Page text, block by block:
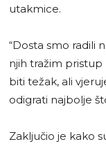
utakmice.
“Dosta smo radili
njih tražim pristup
biti težak, ali
odigrati najbolje
Zaključio je kako